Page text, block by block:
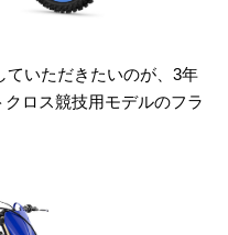
ていただきたいのが、3年
ロス競技用モデルのフラ